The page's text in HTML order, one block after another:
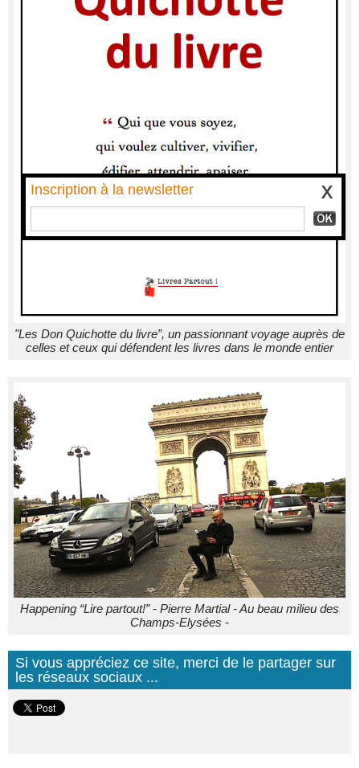
"Les Don Quichotte du livre”, un passionnant voyage auprès de
celles et ceux qui défendent les livres dans le monde entier
Happening “Lire partout!” - Pierre Martial - Au beau milieu des
Champs-Elysées -
Si vous appréciez ce site, merci de le partager sur
les réseaux sociaux ...
Inscription à la newsletter